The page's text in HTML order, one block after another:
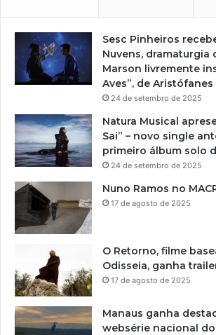
Sesc Pinheiros
Nuvens, dramaturgia
Marson livremente
Aves”, de Aristófanes
24 de setembro de 2025
Natura Musical
Sai” – novo single
primeiro álbum solo
24 de setembro de 2025
Nuno Ramos no
17 de agosto de 2025
O Retorno, filme
Odisseia, ganha
17 de agosto de 2025
Manaus ganha
websérie nacional